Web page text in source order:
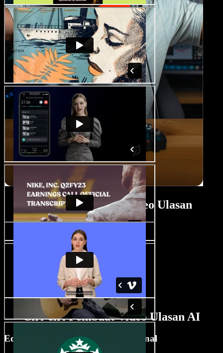
Tutorial Pembuat Video Ulasan
Ciri-ciri Pembuat Video Ulasan AI
Edit Video Ulasan Seperti Profesional